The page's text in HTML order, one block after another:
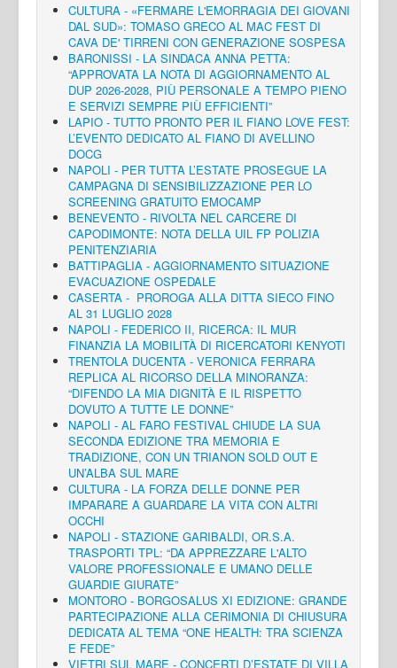
CULTURA - «FERMARE L'EMORRAGIA DEI GIOVANI
DAL SUD»: TOMASO GRECO AL MAC FEST DI
CAVA DE' TIRRENI CON GENERAZIONE SOSPESA
BARONISSI - LA SINDACA ANNA PETTA:
“APPROVATA LA NOTA DI AGGIORNAMENTO AL
DUP 2026-2028, PIÙ PERSONALE A TEMPO PIENO
E SERVIZI SEMPRE PIÙ EFFICIENTI”
LAPIO - TUTTO PRONTO PER IL FIANO LOVE FEST:
L’EVENTO DEDICATO AL FIANO DI AVELLINO
DOCG
NAPOLI - PER TUTTA L’ESTATE PROSEGUE LA
CAMPAGNA DI SENSIBILIZZAZIONE PER LO
SCREENING GRATUITO EMOCAMP
BENEVENTO - RIVOLTA NEL CARCERE DI
CAPODIMONTE: NOTA DELLA UIL FP POLIZIA
PENITENZIARIA
BATTIPAGLIA - AGGIORNAMENTO SITUAZIONE
EVACUAZIONE OSPEDALE
CASERTA - PROROGA ALLA DITTA SIECO FINO
AL 31 LUGLIO 2028
NAPOLI - FEDERICO II, RICERCA: IL MUR
FINANZIA LA MOBILITÀ DI RICERCATORI KENYOTI
TRENTOLA DUCENTA - VERONICA FERRARA
REPLICA AL RICORSO DELLA MINORANZA:
“DIFENDO LA MIA DIGNITÀ E IL RISPETTO
DOVUTO A TUTTE LE DONNE”
NAPOLI - AL FARO FESTIVAL CHIUDE LA SUA
SECONDA EDIZIONE TRA MEMORIA E
TRADIZIONE, CON UN TRIANON SOLD OUT E
UN’ALBA SUL MARE
CULTURA - LA FORZA DELLE DONNE PER
IMPARARE A GUARDARE LA VITA CON ALTRI
OCCHI
NAPOLI - STAZIONE GARIBALDI, OR.S.A.
TRASPORTI TPL: “DA APPREZZARE L'ALTO
VALORE PROFESSIONALE E UMANO DELLE
GUARDIE GIURATE”
MONTORO - BORGOSALUS XI EDIZIONE: GRANDE
PARTECIPAZIONE ALLA CERIMONIA DI CHIUSURA
DEDICATA AL TEMA “ONE HEALTH: TRA SCIENZA
E FEDE”
VIETRI SUL MARE - CONCERTI D’ESTATE DI VILLA